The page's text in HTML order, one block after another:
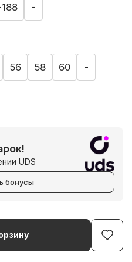
-
56 58 60 -
UDS
бонусы